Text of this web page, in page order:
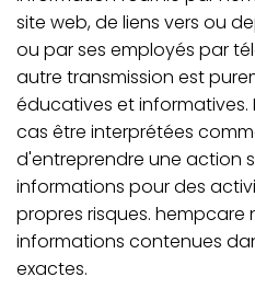
site web, de liens vers ou
ou par ses employés par
autre transmission est
éducatives et informatives.
cas être interprétées
d'entreprendre une action
informations pour des
propres risques. hempcare
informations contenues
exactes.